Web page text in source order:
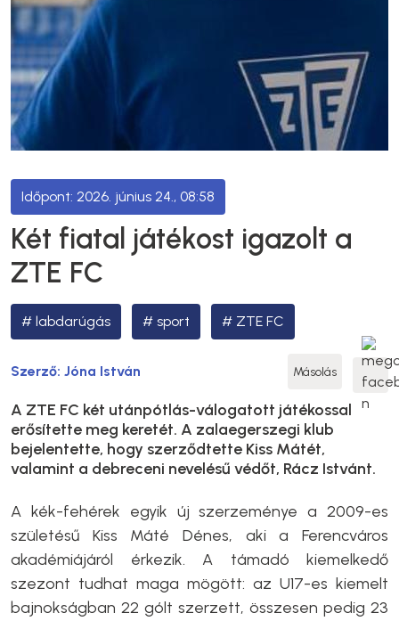
2026. június 24., 08:58
Két fiatal játékost igazolt a
ZTE FC
labdarúgás sport ZTE FC
Szerző: Jóna István Másolás
A ZTE FC két utánpótlás-válogatott játékossal
erősítette meg keretét. A zalaegerszegi klub
bejelentette, hogy szerződtette Kiss Mátét,
valamint a debreceni nevelésű védőt, Rácz Istvánt.
A kék-fehérek egyik új szerzeménye a 2009-es
születésű Kiss Máté Dénes, aki a Ferencváros
akadémiájáról érkezik. A támadó kiemelkedő
szezont tudhat maga mögött: az U17-es kiemelt
bajnokságban 22 gólt szerzett, összesen pedig 23